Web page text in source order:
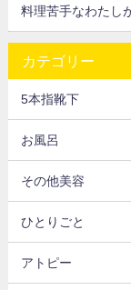
料理苦手なわたし
カテゴリー
5本指靴下
お風呂
その他美容
ひとりごと
アトピー